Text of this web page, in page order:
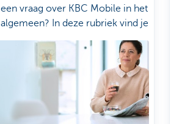
een vraag over KBC Mobile in het
algemeen? In deze rubriek vind je
een antwoord op praktische